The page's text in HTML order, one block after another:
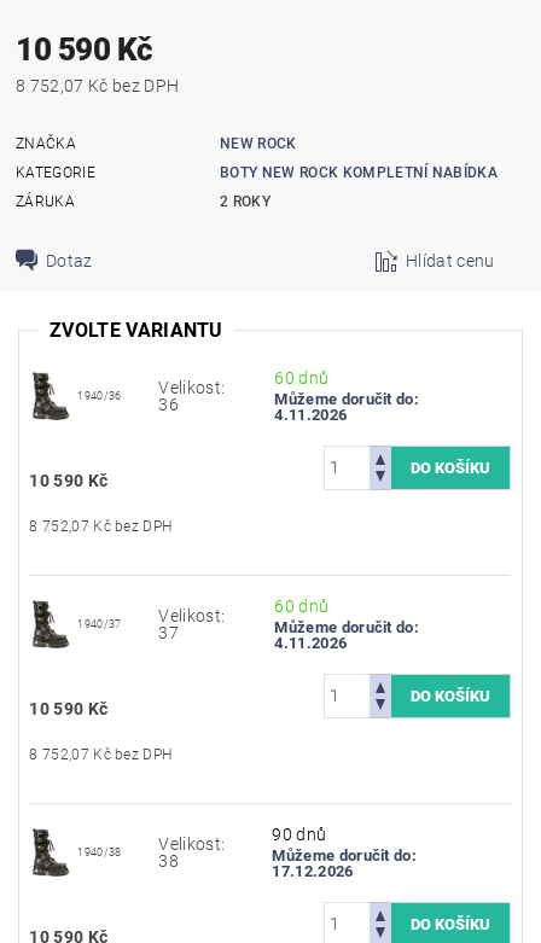
10 590 Kč
8 752,07 Kč bez DPH
ZNAČKA
NEW ROCK
KATEGORIE
BOTY NEW ROCK KOMPLETNÍ NABÍDKA
ZÁRUKA
2 ROKY
Dotaz Hlídat cenu
ZVOLTE VARIANTU
1940/36
Velikost:
36
60 dnů
Můžeme doručit do:
4.11.2026
10 590 Kč
8 752,07 Kč bez DPH
1940/37
Velikost:
37
60 dnů
Můžeme doručit do:
4.11.2026
10 590 Kč
8 752,07 Kč bez DPH
1940/38
Velikost:
38
90 dnů
Můžeme doručit do:
17.12.2026
10 590 Kč